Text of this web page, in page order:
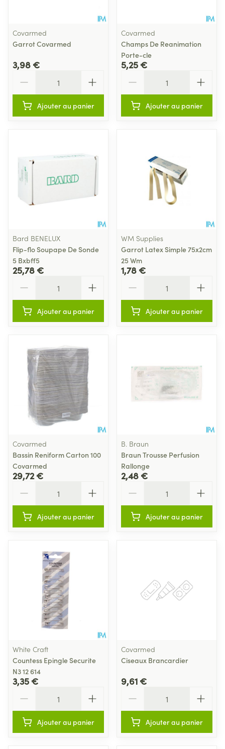
Covarmed
Garrot Covarmed
3,98 €
Ajouter au panier
Covarmed
Champs De Reanimation
Porte-cle
5,25 €
Ajouter au panier
Bard BENELUX
Flip-flo Soupape De Sonde
5 Bxbff5
25,78 €
Ajouter au panier
WM Supplies
Garrot Latex Simple 75x2cm
25 Wm
1,78 €
Ajouter au panier
Covarmed
Bassin Reniform Carton 100
Covarmed
29,72 €
Ajouter au panier
B. Braun
Braun Trousse Perfusion
Rallonge
2,48 €
Ajouter au panier
White Craft
Countess Epingle Securite
N3 12 614
3,35 €
Ajouter au panier
Covarmed
Ciseaux Brancardier
9,61 €
Ajouter au panier